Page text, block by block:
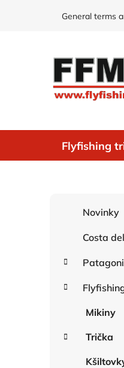
General terms
Flyfishing
categories
Novinky
Costa
Mikiny
Trička